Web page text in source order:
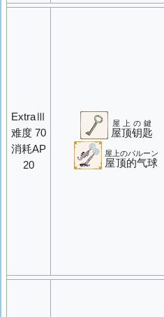
ExtraⅢ
难度 70
消耗AP
20
屋顶钥匙
屋上の鍵
屋顶的气球
屋上のバルーン